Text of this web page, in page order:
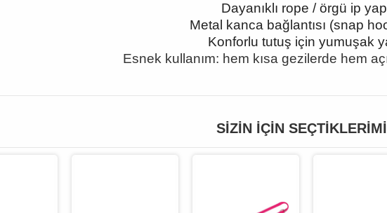
Dayanıklı rope / örgü ip
Metal kanca bağlantısı (snap
Konforlu tutuş için yumuşak
Esnek kullanım: hem kısa gezilerde hem
SIZIN İÇIN